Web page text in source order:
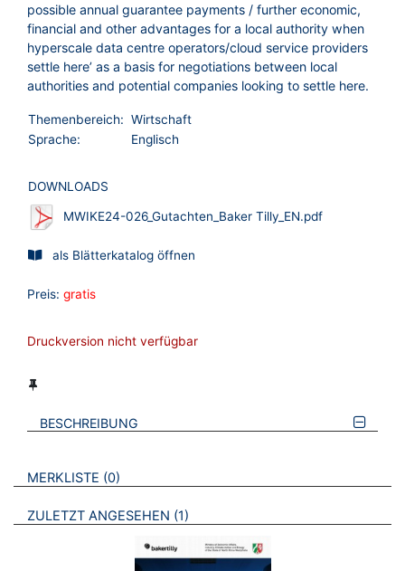
possible annual guarantee payments / further economic,
financial and other advantages for a local authority when
hyperscale data centre operators/cloud service providers
settle here’ as a basis for negotiations between local
authorities and potential companies looking to settle here.
Themenbereich: Wirtschaft
Sprache:
Englisch
DOWNLOADS
MWIKE24-026_Gutachten_Baker Tilly_EN.pdf
als Blätterkatalog öffnen
Preis: gratis
Druckversion nicht verfügbar
BESCHREIBUNG
VERWEISE AUF VERMERKTE- ODER ZULETZT ANGESEHENE
MERKLISTE 0 BROSCHÜREN
ZULETZT ANGESEHEN 1 BROSCHÜREN